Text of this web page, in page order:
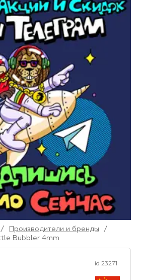
/ Производители и бренды
/
Bubbler 4mm
id 23271